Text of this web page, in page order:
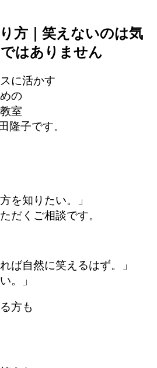
方｜笑えないのは気
はありません
に活かす
の
室
隆子です。
を知りたい。」
だくご相談です。
ば自然に笑えるはず。」
。」
方も